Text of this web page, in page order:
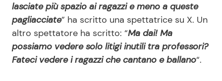
lasciate più spazio ai ragazzi e meno a queste
pagliacciate” ha scritto una spettatrice su X. Un
altro spettatore ha scritto: “Ma dai! Ma
possiamo vedere solo litigi inutili tra professori?
Fateci vedere i ragazzi che cantano e ballano“.